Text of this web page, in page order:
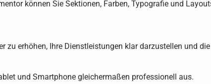
können Sie Sektionen, Farben, Typografie und
zu erhöhen, Ihre Dienstleistungen klar darzustellen und
und Smartphone gleichermaßen professionell aus.